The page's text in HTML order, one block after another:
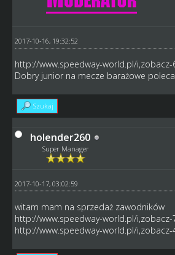
2017-10-16, 19:32:52
http://www.speedway-world.pl/i,zobacz-
Dobry junior na mecze barażowe
Szukaj
holender260
Super Manager
2017-10-17, 03:02:59
witam mam na sprzedaż zawodników
http://www.speedway-world.pl/i,zobacz-
http://www.speedway-world.pl/i,zobacz-